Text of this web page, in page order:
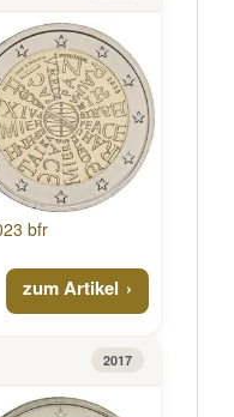
bfr
zum Artikel
2017